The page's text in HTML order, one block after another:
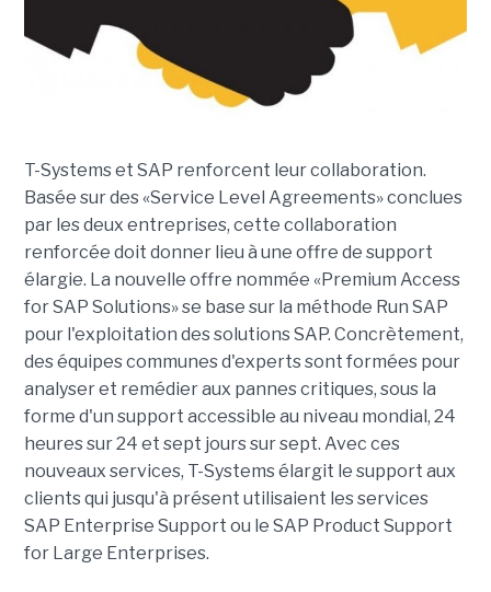
T-Systems et SAP renforcent leur collaboration.
Basée sur des «Service Level Agreements» conclues
par les deux entreprises, cette collaboration
renforcée doit donner lieu à une offre de support
élargie. La nouvelle offre nommée «Premium Access
for SAP Solutions» se base sur la méthode Run SAP
pour l'exploitation des solutions SAP. Concrètement,
des équipes communes d'experts sont formées pour
analyser et remédier aux pannes critiques, sous la
forme d'un support accessible au niveau mondial, 24
heures sur 24 et sept jours sur sept. Avec ces
nouveaux services, T-Systems élargit le support aux
clients qui jusqu'à présent utilisaient les services
SAP Enterprise Support ou le SAP Product Support
for Large Enterprises.